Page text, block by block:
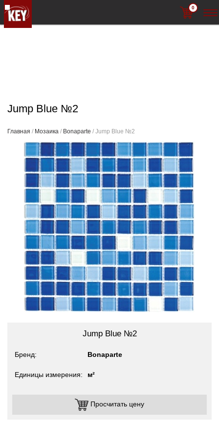
0
Jump Blue №2
Главная / Мозаика / Bonaparte / Jump Blue №2
Jump Blue №2
Бренд Bonaparte
Единицы измерения м²
Просчитать цену